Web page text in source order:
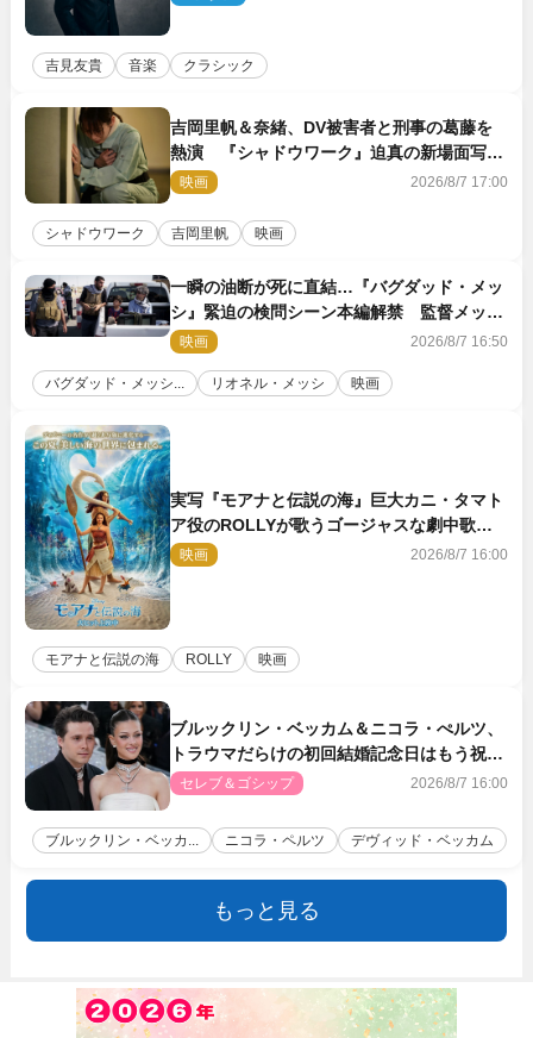
吉見友貴 音楽 クラシック
吉岡里帆＆奈緒、DV被害者と刑事の葛藤を
熱演 『シャドウワーク』迫真の新場面写真
公開
映画 2026/8/7 17:00
シャドウワーク 吉岡里帆 映画
一瞬の油断が死に直結…『バグダッド・メッ
シ』緊迫の検問シーン本編解禁 監督メッセ
ージも到着
映画 2026/8/7 16:50
バグダッド・メッシ... リオネル・メッシ 映画
実写『モアナと伝説の海』巨大カニ・タマト
ア役のROLLYが歌うゴージャスな劇中歌
「シャイニー」本編映像解禁
映画 2026/8/7 16:00
モアナと伝説の海 ROLLY 映画
ブルックリン・ベッカム＆ニコラ・ぺルツ、
トラウマだらけの初回結婚記念日はもう祝わ
ない
セレブ＆ゴシップ 2026/8/7 16:00
ブルックリン・ベッカ... ニコラ・ペルツ デヴィッド・ベッカム
もっと見る